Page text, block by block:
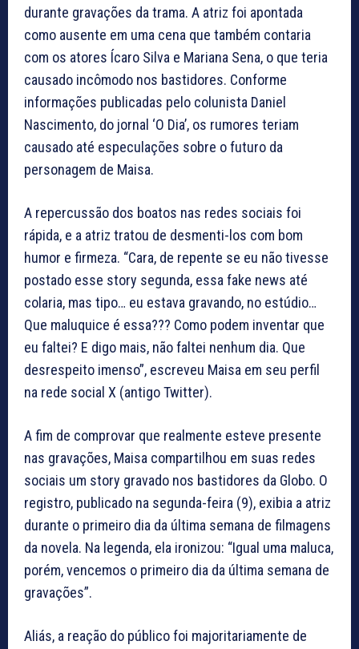
durante gravações da trama. A atriz foi apontada
como ausente em uma cena que também contaria
com os atores Ícaro Silva e Mariana Sena, o que teria
causado incômodo nos bastidores. Conforme
informações publicadas pelo colunista Daniel
Nascimento, do jornal ‘O Dia’, os rumores teriam
causado até especulações sobre o futuro da
personagem de Maisa.
A repercussão dos boatos nas redes sociais foi
rápida, e a atriz tratou de desmenti-los com bom
humor e firmeza. “Cara, de repente se eu não tivesse
postado esse story segunda, essa fake news até
colaria, mas tipo… eu estava gravando, no estúdio…
Que maluquice é essa??? Como podem inventar que
eu faltei? E digo mais, não faltei nenhum dia. Que
desrespeito imenso”, escreveu Maisa em seu perfil
na rede social X (antigo Twitter).
A fim de comprovar que realmente esteve presente
nas gravações, Maisa compartilhou em suas redes
sociais um story gravado nos bastidores da Globo. O
registro, publicado na segunda-feira (9), exibia a atriz
durante o primeiro dia da última semana de filmagens
da novela. Na legenda, ela ironizou: “Igual uma maluca,
porém, vencemos o primeiro dia da última semana de
gravações”.
Aliás, a reação do público foi majoritariamente de